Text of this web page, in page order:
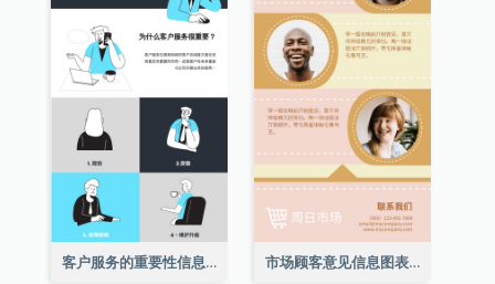
客户服务的重要性信息图表 市场顾客意见信息图表